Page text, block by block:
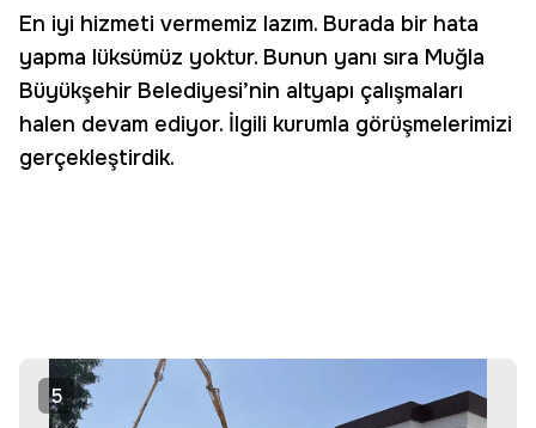
En iyi hizmeti vermemiz lazım. Burada bir hata
yapma lüksümüz yoktur. Bunun yanı sıra Muğla
Büyükşehir Belediyesi’nin altyapı çalışmaları
halen devam ediyor. İlgili kurumla görüşmelerimizi
gerçekleştirdik.
5